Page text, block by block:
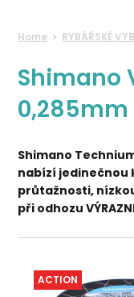
Home RYBÁŘSKÉ
Shimano
0,285mm
Shimano
nabízí jedinečnou
průtažnosti,
při odhozu
ACTION